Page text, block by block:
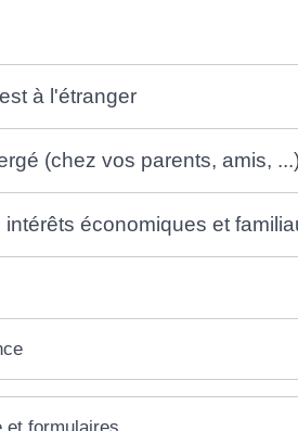
à l'étranger
(chez vos parents, amis,
économiques et